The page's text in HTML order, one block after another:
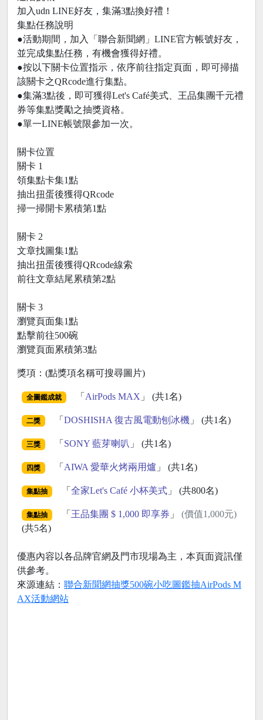
加入udn LINE好友，集滿3點換好禮！
集點任務說明
●活動期間，加入「聯合新聞網」LINE官方帳號好友，
並完成集點任務，有機會獲得好禮。
●按以下關卡位置指示，依序前往指定頁面，即可掃描
該關卡之QRcode進行集點。
●集滿3點後，即可獲得Let's Café美式、王品集團千元禮
券等集點獎勵之抽獎資格。
●單一LINE帳號限參加一次。
關卡位置
關卡 1
領集點卡集1點
抽出扭蛋後獲得QRcode
掃一掃開卡累積第1點
關卡 2
文章找圖集1點
抽出扭蛋後獲得QRcode線索
前往文章結尾累積第2點
關卡 3
瀏覽頁面集1點
點擊前往500碗
瀏覽頁面累積第3點
獎項：(點獎項名稱可搜尋圖片)
全圖鑑成就 「 AirPods MAX 」 (共1名)
二獎 「 DOSHISHA 復古風電動刨冰機」 (共1名)
三獎 「 SONY 藍芽喇叭 」 (共1名)
四獎 「 AIWA 愛華火烤兩用爐 」 (共1名)
集點抽 「 全家Let's Café 小杯美式」 (共800名)
集點抽 「 王品集團 $ 1,000 即享券 」 (價值1,000元)
(共5名)
優惠內容以各品牌官網及門市現場為主，本頁面資訊僅
供參考。
來源連結： 聯合新聞網抽獎500碗小吃圖鑑抽AirPods M
AX活動網站